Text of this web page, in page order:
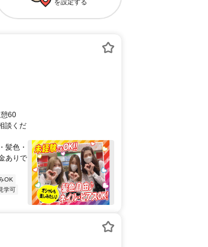
を設定する
60
談くだ
色・
ありで
OK
学可